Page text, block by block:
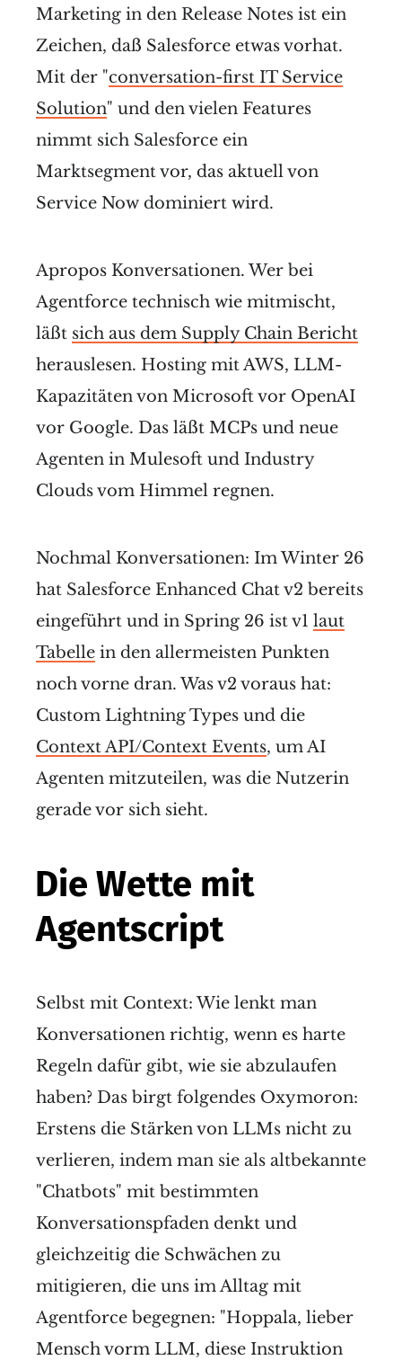
Marketing in den Release Notes ist ein
Zeichen, daß Salesforce etwas vorhat.
Mit der "conversation-first IT Service
Solution" und den vielen Features
nimmt sich Salesforce ein
Marktsegment vor, das aktuell von
Service Now dominiert wird.
Apropos Konversationen. Wer bei
Agentforce technisch wie mitmischt,
läßt sich aus dem Supply Chain Bericht
herauslesen. Hosting mit AWS, LLM-
Kapazitäten von Microsoft vor OpenAI
vor Google. Das läßt MCPs und neue
Agenten in Mulesoft und Industry
Clouds vom Himmel regnen.
Nochmal Konversationen: Im Winter 26
hat Salesforce Enhanced Chat v2 bereits
eingeführt und in Spring 26 ist v1 laut
Tabelle in den allermeisten Punkten
noch vorne dran. Was v2 voraus hat:
Custom Lightning Types und die
Context API/Context Events, um AI
Agenten mitzuteilen, was die Nutzerin
gerade vor sich sieht.
Die Wette mit
Agentscript
Selbst mit Context: Wie lenkt man
Konversationen richtig, wenn es harte
Regeln dafür gibt, wie sie abzulaufen
haben? Das birgt folgendes Oxymoron:
Erstens die Stärken von LLMs nicht zu
verlieren, indem man sie als altbekannte
"Chatbots" mit bestimmten
Konversationspfaden denkt und
gleichzeitig die Schwächen zu
mitigieren, die uns im Alltag mit
Agentforce begegnen: "Hoppala, lieber
Mensch vorm LLM, diese Instruktion